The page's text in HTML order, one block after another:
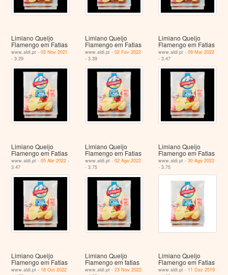
Limiano Queijo
Flamengo em Fatias
www.aldi.pt -03 Nov 2021
- 3.29
Limiano Queijo
Flamengo em Fatias
www.aldi.pt - 02 Fev 2022
- 3.39
Limiano Queijo
Flamengo em Fatias
www.aldi.pt -09 Mar 2022
- 3.47
Limiano Queijo
Flamengo em Fatias
www.aldi.pt -05 Abr 2022 -
3.47
Limiano Queijo
Flamengo em Fatias
www.aldi.pt - 02 Ago 2022
- 3.75
Limiano Queijo
Flamengo em Fatias
www.aldi.pt -30 Ago 2022
- 3.75
Limiano Queijo
Flamengo em Fatias
www.aldi.pt - 18 Out 2022
Limiano Queijo
Flamengo em fatias
www.aldi.pt - 23 Nov 2022
Limiano Queijo
Flamengo em Fatias
www.aldi.pt - 11 Dez 2019